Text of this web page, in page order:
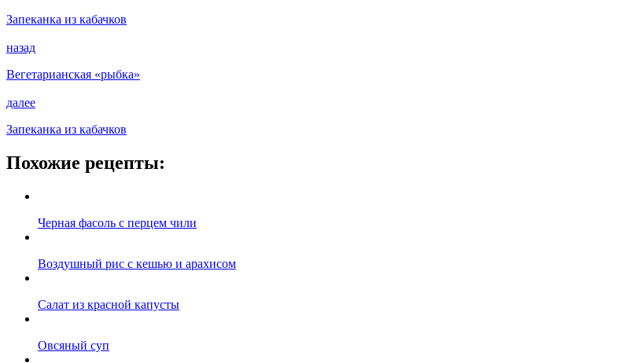
Запеканка из кабачков
назад
Вегетарианская «рыбка»
далее
Запеканка из кабачков
Похожие рецепты:
Черная фасоль с перцем чили
Воздушный рис с кешью и арахисом
Салат из красной капусты
Овсяный суп